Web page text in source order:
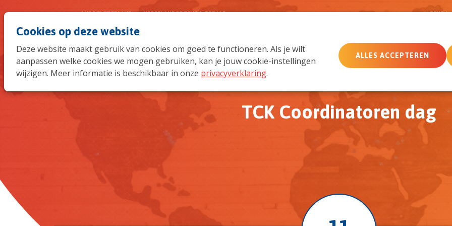
Cookies op deze website
Deze website maakt gebruik van cookies om goed te functioneren. Als je wilt
aanpassen welke cookies we mogen gebruiken, kan je jouw cookie-instellingen
wijzigen. Meer informatie is beschikbaar in onze privacyverklaring.
ALLES ACCEPTEREN
MemberCare Netwerk
MISSIENEDERLAND NEDERLANDSE ZENDINGSRAAD AGENDA
TCK Coordinatoren dag